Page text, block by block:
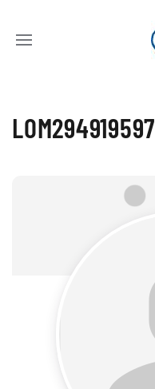
LOM294919597